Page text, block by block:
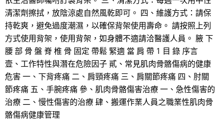
清潔劑擦拭，放陰涼處自然風乾即可。 四、維護方式：請保
持乾爽，避免過度潮濕，以確保背架使用壽命。 請按照上列
方式使用背架，使用背架，如身體不適請洽醫護人員。 腋 下
腰 部 骨 盤 脊 椎 骨 固定 帶鬆 緊適 當 肩 帶 1 目 錄 序言
壹、工作特性與潛在危險因子 貳、常見肌肉骨骼傷病的健康
危害 一、下背疼痛 二、肩頸疼痛 三、肩關節疼痛 四、肘關
節疼痛 五、手腕疼痛 參、肌肉骨骼傷害治療 一、急性傷害的
治療 二、慢性傷害的治療 肆、搬運作業人員之職業性肌肉骨
骼傷病健康管理